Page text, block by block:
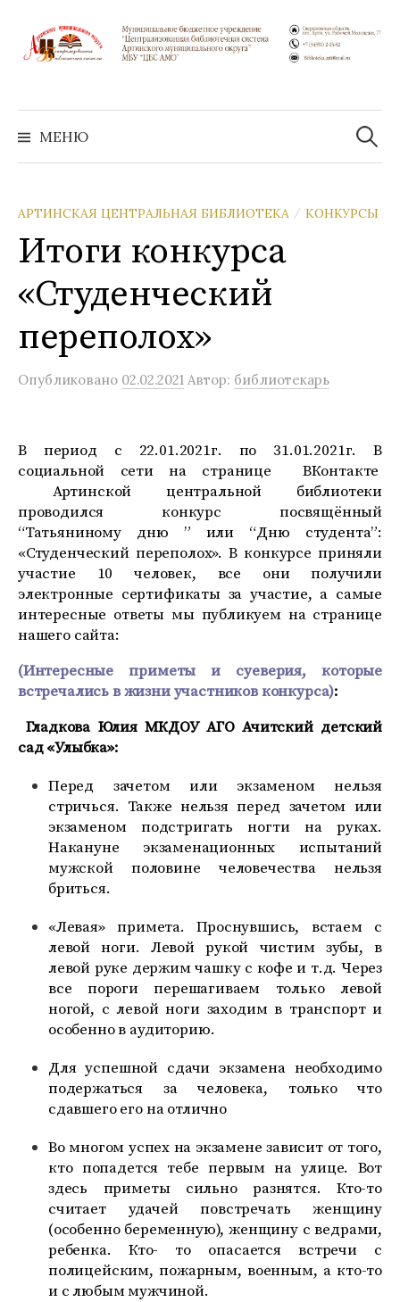
содержимому
МЕНЮ
Найти:
АРТИНСКАЯ ЦЕНТРАЛЬНАЯ БИБЛИОТЕКА / КОНКУРСЫ
Итоги конкурса
«Студенческий
переполох»
Опубликовано 02.02.2021 Автор: библиотекарь
В период с 22.01.2021г. по 31.01.2021г. В
социальной сети на странице ВКонтакте
Артинской центральной библиотеки
проводился конкурс посвящённый
“Татьяниному дню ” или “Дню студента”:
«Студенческий переполох». В конкурсе приняли
участие 10 человек, все они получили
электронные сертификаты за участие, а самые
интересные ответы мы публикуем на странице
нашего сайта:
(Интересные приметы и суеверия, которые
встречались в жизни участников конкурса):
Гладкова Юлия МКДОУ АГО Ачитский детский
сад «Улыбка»:
Перед зачетом или экзаменом нельзя
стричься. Также нельзя перед зачетом или
экзаменом подстригать ногти на руках.
Накануне экзаменационных испытаний
мужской половине человечества нельзя
бриться.
«Левая» примета. Проснувшись, встаем с
левой ноги. Левой рукой чистим зубы, в
левой руке держим чашку с кофе и т.д. Через
все пороги перешагиваем только левой
ногой, с левой ноги заходим в транспорт и
особенно в аудиторию.
Для успешной сдачи экзамена необходимо
подержаться за человека, только что
сдавшего его на отлично
Во многом успех на экзамене зависит от того,
кто попадется тебе первым на улице. Вот
здесь приметы сильно разнятся. Кто-то
считает удачей повстречать женщину
(особенно беременную), женщину с ведрами,
ребенка. Кто- то опасается встречи с
полицейским, пожарным, военным, а кто-то
и с любым мужчиной.